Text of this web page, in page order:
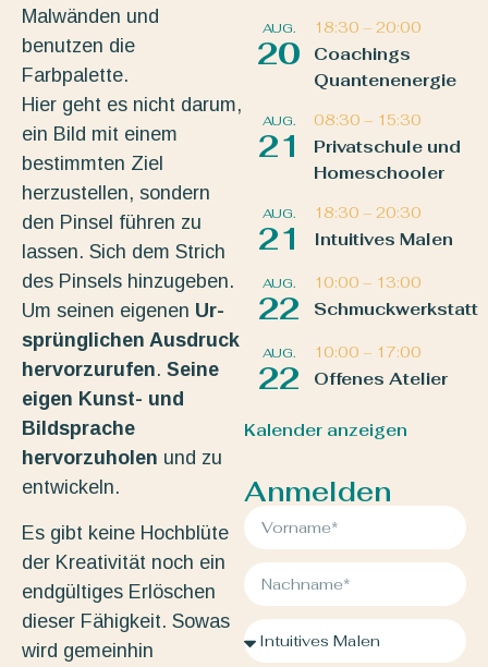
Malwänden und
benutzen die
Farbpalette.
Hier geht es nicht darum,
ein Bild mit einem
bestimmten Ziel
herzustellen, sondern
den Pinsel führen zu
lassen. Sich dem Strich
des Pinsels hinzugeben.
Um seinen eigenen Ur-
sprünglichen Ausdruck
hervorzurufen. Seine
eigen Kunst- und
Bildsprache
hervorzuholen und zu
entwickeln.
Es gibt keine Hochblüte
der Kreativität noch ein
endgültiges Erlöschen
dieser Fähigkeit. Sowas
wird gemeinhin
AUG.
20
18:30 – 20:00
Coachings
Quantenenergie
AUG.
21
08:30 – 15:30
Privatschule und
Homeschooler
AUG.
21
18:30 – 20:30
Intuitives Malen
AUG.
22
10:00 – 13:00
Schmuckwerkstatt
AUG.
22
10:00 – 17:00
Offenes Atelier
Kalender anzeigen
Anmelden